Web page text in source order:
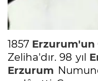
1857 Erzurum'un
Zeliha'dır. 98 yıl
Erzurum